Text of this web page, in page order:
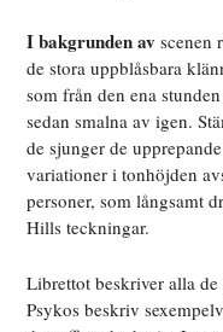
I bakgrunden av scenen
de stora uppblåsbara
som från den ena
sedan smalna av igen.
de sjunger de
variationer i tonhöjden
personer, som långsamt
Hills teckningar.
Librettot beskriver alla
Psykos beskriv